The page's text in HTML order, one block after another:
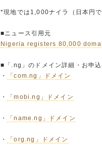
*現地では1,000ナイラ（日本円
■ニュース引用元
Nigeria registers 80,000
■「.ng」のドメイン詳細・お申込
・
「com.ng」ドメイン
・ 「mobi.ng」ドメイン
・ 「name.ng」ドメイン
・ 「org.ng」ドメイン